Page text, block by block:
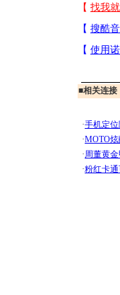
■相关连接